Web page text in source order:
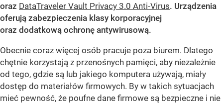
oraz DataTraveler Vault Privacy 3.0 Anti-Virus. Urządzenia
oferują zabezpieczenia klasy korporacyjnej
oraz dodatkową ochronę antywirusową.
Obecnie coraz więcej osób pracuje poza biurem. Dlatego
chętnie korzystają z przenośnych pamięci, aby niezależnie
od tego, gdzie są lub jakiego komputera używają, miały
dostęp do materiałów firmowych. By w takich sytuacjach
mieć pewność, że poufne dane firmowe są bezpieczne i nie